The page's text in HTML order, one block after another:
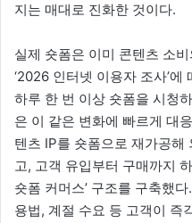
지는 매대로 진화한 것이다.
실제 숏폼은 이미 콘텐츠 소
‘2026 인터넷 이용자 조사’
하루 한 번 이상 숏폼을 시청
은 이 같은 변화에 빠르게 대
텐츠 IP를 숏폼으로 재가공
고, 고객 유입부터 구매까지
숏폼 커머스’ 구조를 구축했
용법, 계절 수요 등 고객이 즉